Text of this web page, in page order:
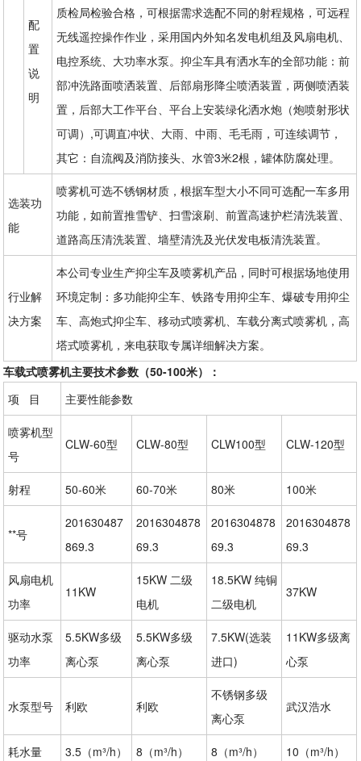
配
置
说
明
质检局检验合格，可根据需求选配不同的射程规格，可远程
无线遥控操作作业，采用国内外知名发电机组及风扇电机、
电控系统、大功率水泵。抑尘车具有洒水车的全部功能：前
部冲洗路面喷洒装置、后部扇形降尘喷洒装置，两侧喷洒装
置，后部大工作平台、平台上安装绿化洒水炮（炮喷射形状
可调）,可调直冲状、大雨、中雨、毛毛雨，可连续调节，
其它：自流阀及消防接头、水管3米2根，罐体防腐处理。
选装功
能
喷雾机可选不锈钢材质，根据车型大小不同可选配一车多用
功能，如前置推雪铲、扫雪滚刷、前置高速护栏清洗装置、
道路高压清洗装置、墙壁清洗及光伏发电板清洗装置。
行业解
决方案
本公司专业生产抑尘车及喷雾机产品，同时可根据场地使用
环境定制：多功能抑尘车、铁路专用抑尘车、爆破专用抑尘
车、高炮式抑尘车、移动式喷雾机、车载分离式喷雾机，高
塔式喷雾机，来电获取专属详细解决方案。
车载式喷雾机主要技术参数（50-100米）：
项 目
主要性能参数
喷雾机型
号
CLW-60型 CLW-80型 CLW100型 CLW-120型
射程 50-60米 60-70米 80米 100米
**号
201630487
869.3
2016304878
69.3
2016304878
69.3
2016304878
69.3
风扇电机
功率
11KW
15KW 二级
电机
18.5KW 纯铜
二级电机
37KW
驱动水泵
功率
5.5KW多级
离心泵
5.5KW多级
离心泵
7.5KW(选装
进口)
11KW多级离
心泵
水泵型号 利欧 利欧
不锈钢多级
离心泵
武汉浩水
耗水量 3.5（m³/h） 8（m³/h） 8（m³/h） 10（m³/h）